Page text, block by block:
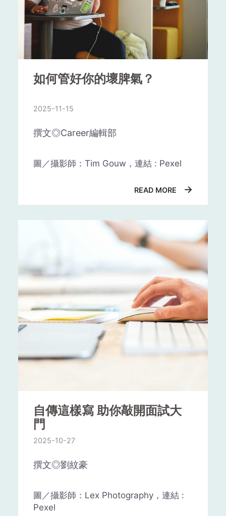
異，沒有一個固定的答案。然而，一般
公司和工作性質，並獲得足夠的經驗和
技能。這將有助於提高你的職業水準和
競爭力，為你的職業生涯打好基礎。
但是，在決定停留多長時間之前，你需
要仔細考慮以下因素：
工作性質：一份工作的性質可能需要特
定的技能和經驗。如果你發現你的技能
和經驗已經適應了這份工作，並且你對
這份工作感到滿意，那麼你可能會想在
驗，或者你對這份工作感到失望，那麼
你可能會考慮提前離開。
公司文化：公司文化是什麼？這份工作
是否符合你的價值觀和工作風格？如果
公司的文化與你的價值觀和工作風格相
並希望在這個公司中長期工作。相反，
作風格，那麼你可能需要尋找一份更適
合你的工作。
如何管好你的壞脾氣？
2025-11-15
撰文◎Career編輯部
圖／攝影師：Tim Gouw，連結 : Pexel
人有「感性腦」與「理性腦」，易
怒的人就是「感性腦」反應超出
「理性腦」。要鍛鍊不生氣的技
術，就得強化「理性腦」，運用理
性去找出解決的方法，處理生氣的
人生氣時會分泌一種破壞性的赫爾蒙，
READ MORE →
自傳這樣寫 助你敲開面試大
門
2025-10-27
撰文◎劉紋豪
圖／攝影師：Lex Photography，連結 :
Pexel